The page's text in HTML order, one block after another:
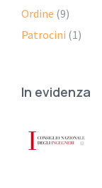
Ordine (9)
Patrocini (1)
In evidenza